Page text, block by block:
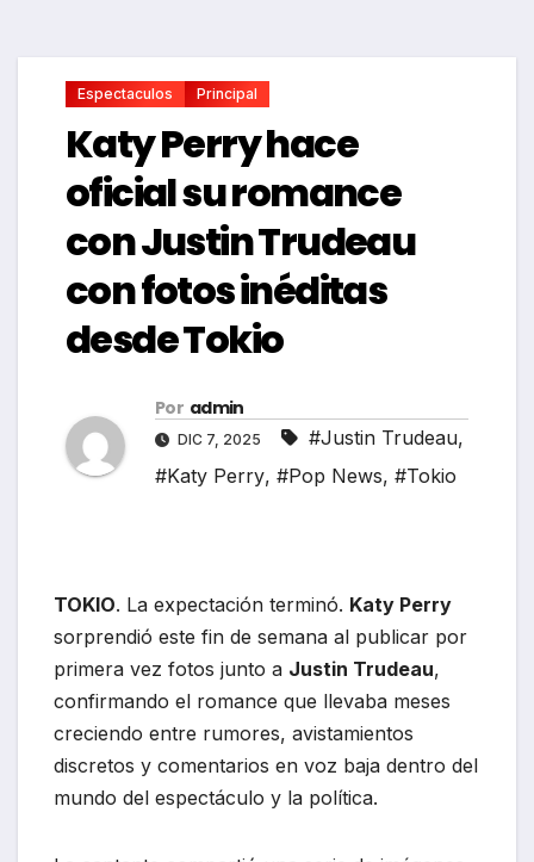
Espectaculos Principal
Katy Perry hace
oficial su romance
con Justin Trudeau
con fotos inéditas
desde Tokio
Por admin
DIC 7, 2025 #Justin Trudeau,
#Katy Perry, #Pop News, #Tokio
TOKIO. La expectación terminó. Katy Perry
sorprendió este fin de semana al publicar por
primera vez fotos junto a Justin Trudeau,
confirmando el romance que llevaba meses
creciendo entre rumores, avistamientos
discretos y comentarios en voz baja dentro del
mundo del espectáculo y la política.